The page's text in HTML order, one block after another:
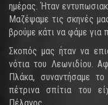
ημέρας. Ήταν
Μαζέψαμε τις σκηνές
βρούμε κάτι να φάμε για
Σκοπός μας ήταν να
νότια του Λεωνιδίου.
Πλάκα, συναντήσαμε
πέτρινα σπίτια του